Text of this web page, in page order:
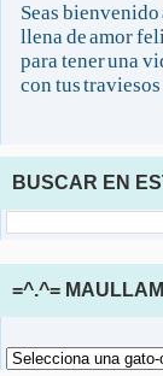
Seas bienvenido
llena de amor
para tener una
con tus
BUSCAR EN
=^.^=